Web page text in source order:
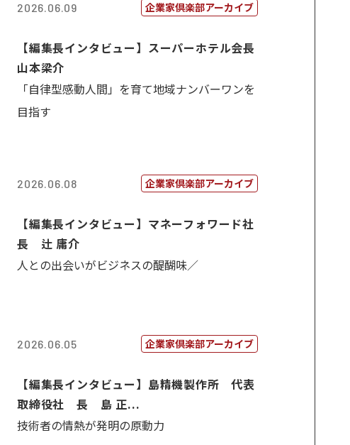
2026.06.09 企業家倶楽部アーカイブ
【編集長インタビュー】スーパーホテル会長
山本梁介
「自律型感動人間」を育て地域ナンバーワンを
目指す
2026.06.08 企業家倶楽部アーカイブ
【編集長インタビュー】マネーフォワード社
長 辻 庸介
人との出会いがビジネスの醍醐味／
2026.06.05 企業家倶楽部アーカイブ
【編集長インタビュー】島精機製作所 代表
取締役社 長 島 正...
技術者の情熱が発明の原動力